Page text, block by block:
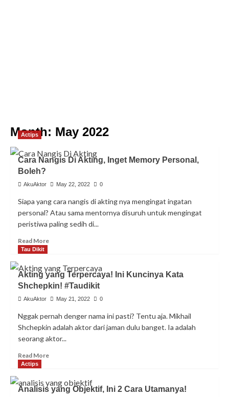
Month: May 2022
Actips
Cara Nangis Di Akting, Inget Memory Personal,
Boleh?
AkuAktor May 22, 2022 0
Siapa yang cara nangis di akting nya mengingat ingatan
personal? Atau sama mentornya disuruh untuk mengingat
peristiwa paling sedih di...
Read MoreRead
Cara
Nangis
Di
Akting,
Memory
Personal,
Boleh?
Tau Dikit
Akting yang Terpercaya! Ini Kuncinya Kata
Shchepkin! #Taudikit
AkuAktor May 21, 2022 0
Nggak pernah denger nama ini pasti? Tentu aja. Mikhail
Shchepkin adalah aktor dari jaman dulu banget. Ia adalah
seorang aktor...
Read MoreRead
Akting
yang
Actips
Analisis yang Objektif, Ini 2 Cara Utamanya!